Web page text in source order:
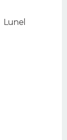
Lunel